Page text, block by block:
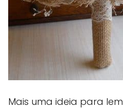
Mais uma ideia para